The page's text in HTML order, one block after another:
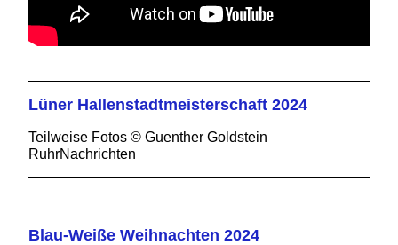
Lüner Hallenstadtmeisterschaft 2024
Teilweise Fotos © Guenther Goldstein
RuhrNachrichten
Blau-Weiße Weihnachten 2024